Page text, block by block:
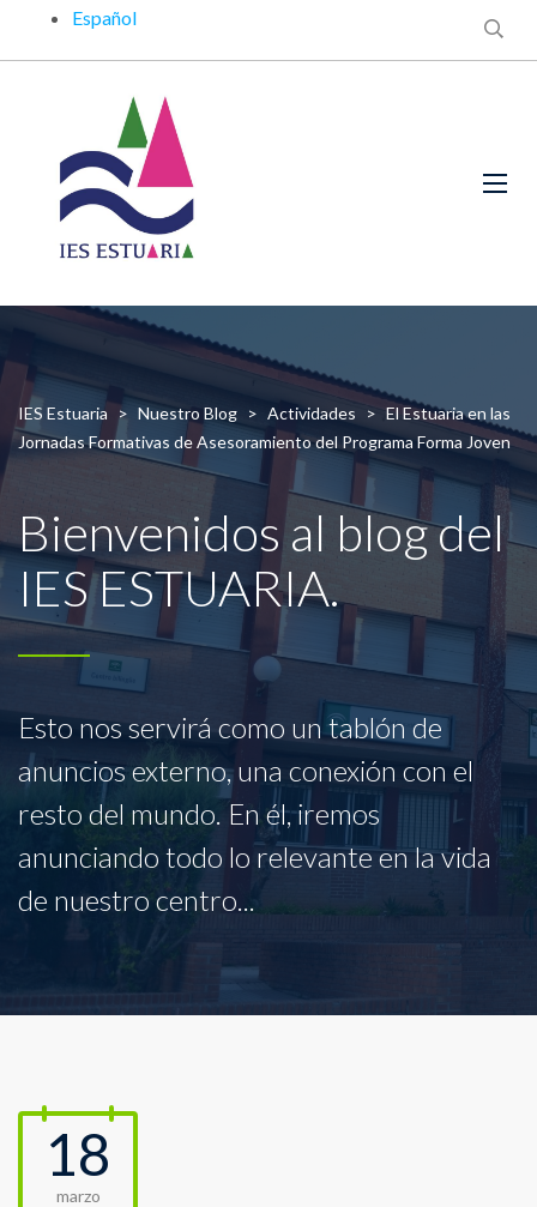
Español
IES Estuaria > Nuestro Blog > Actividades > El Estuaria en las
Jornadas Formativas de Asesoramiento del Programa Forma Joven
Bienvenidos al blog del
IES ESTUARIA.
Esto nos servirá como un tablón de
anuncios externo, una conexión con el
resto del mundo. En él, iremos
anunciando todo lo relevante en la vida
de nuestro centro...
18
marzo